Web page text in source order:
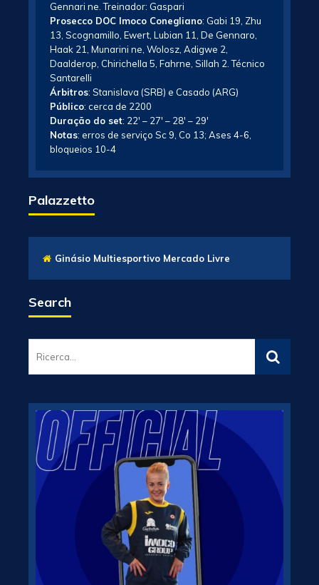
Gennari ne. Treinador: Gaspari
Prosecco DOC Imoco Conegliano: Gabi 19, Zhu
13, Scognamillo, Ewert, Lubian 11, De Gennaro,
Haak 21, Munarini ne, Wolosz, Adigwe 2,
Daalderop, Chirichella 5, Fahrne, Sillah 2. Técnico
Santarelli
Árbitros: Stanislava (SRB) e Casado (ARG)
Público: cerca de 2200
Duração do set: 22′ – 27′ – 28′ – 29′
Notas: erros de serviço Sc 9, Co 13; Ases 4-6,
bloqueios 10-4
Palazzetto
Ginásio Multiesportivo Mercado Livre
Search